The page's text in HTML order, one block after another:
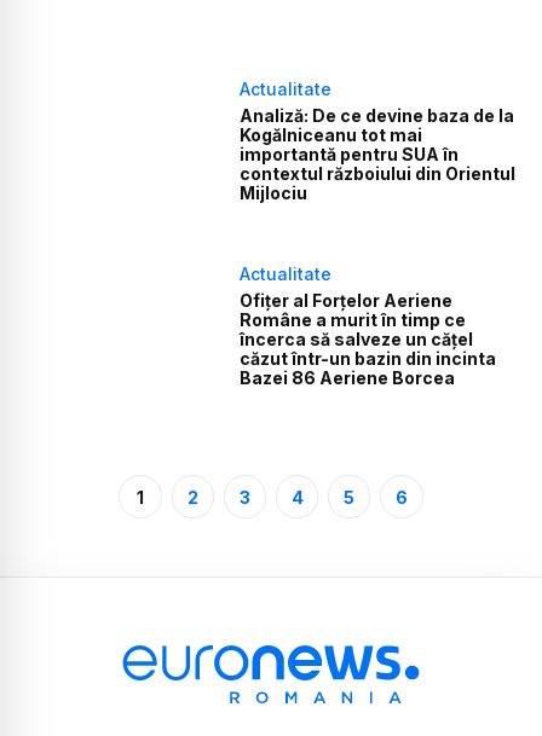
Actualitate
Analiză: De ce devine baza de la
Kogălniceanu tot mai
importantă pentru SUA în
contextul războiului din Orientul
Mijlociu
Actualitate
Ofițer al Forțelor Aeriene
Române a murit în timp ce
încerca să salveze un cățel
căzut într-un bazin din incinta
Bazei 86 Aeriene Borcea
1 2 3 4 5 6